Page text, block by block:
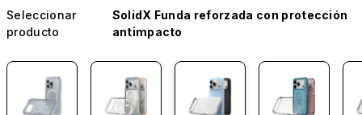
Seleccionar
producto
SolidX Funda reforzada con protección
antimpacto